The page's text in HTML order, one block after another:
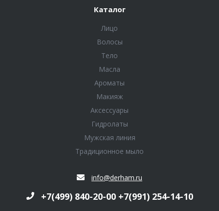
Каталог
Лицо
Волосы
Тело
Масла
Ароматы
Макияж
Аксессуары
Гидролаты
Мужская линия
Традиционное мыло
info@derham.ru
+7(499) 840-20-00 +7(991) 254-14-10